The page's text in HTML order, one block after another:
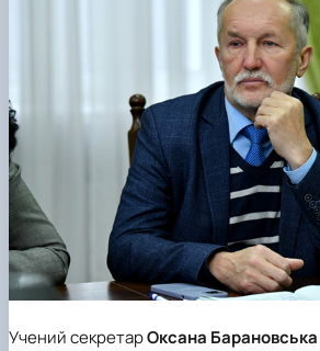
Учений секретарОксана Барановська